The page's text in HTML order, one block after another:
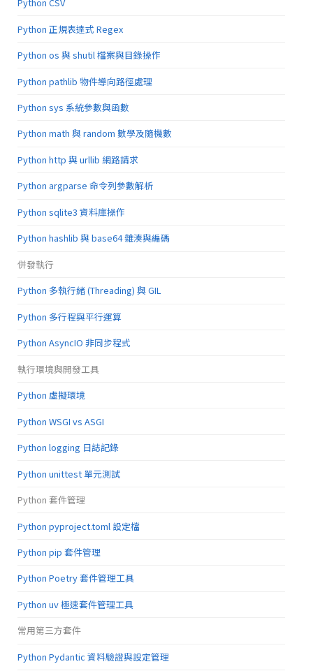
Python 正規表達式 Regex
Python os 與 shutil 檔案與目錄操作
Python pathlib 物件導向路徑處理
Python sys 系統參數與函數
Python math 與 random 數學及隨機數
Python http 與 urllib 網路請求
Python argparse 命令列參數解析
Python sqlite3 資料庫操作
Python hashlib 與 base64 雜湊與編碼
併發執行
Python 多執行緒 (Threading) 與 GIL
Python 多行程與平行運算
Python AsyncIO 非同步程式
執行環境與開發工具
Python 虛擬環境
Python WSGI vs ASGI
Python logging 日誌記錄
Python unittest 單元測試
Python 套件管理
Python pyproject.toml 設定檔
Python pip 套件管理
Python Poetry 套件管理工具
Python uv 極速套件管理工具
常用第三方套件
Python Pydantic 資料驗證與設定管理